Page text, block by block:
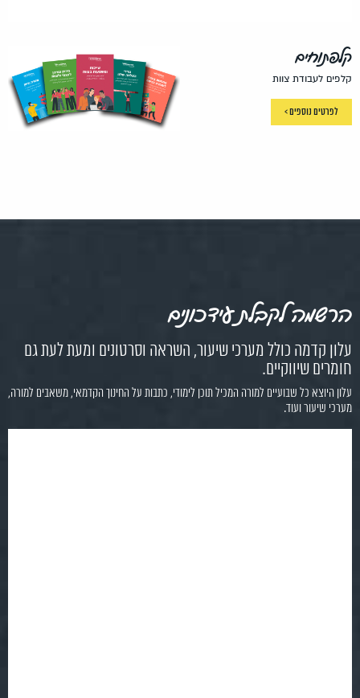
קלפתוחים
קלפים לעבודת צוות
לפרטים נוספים >
הרשמה לקבלת עידכונים
עלון קדמה כולל מערכי שיעור, השראה וסרטונים ומעת לעת גם
חומרים שיווקיים.
עלון היוצא כל שבועיים למורה המכיל תוכן לימודי, כתבות על החינוך הקדמאי, משאבים למורה,
מערכי שיעור ועוד.